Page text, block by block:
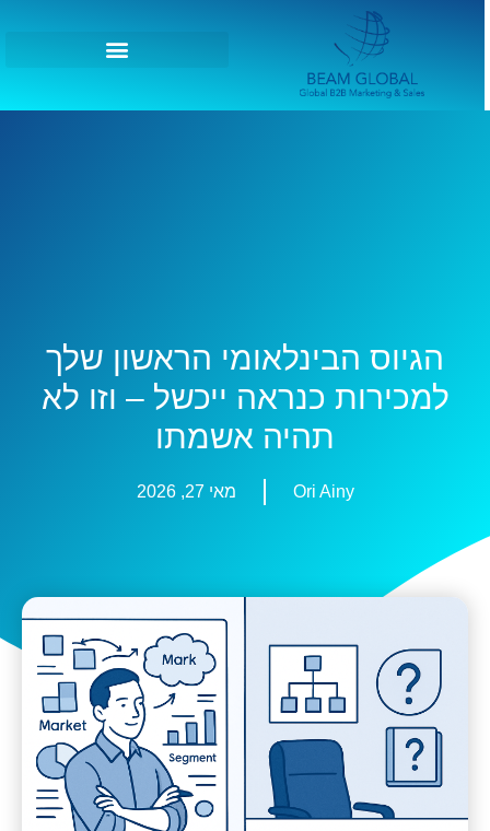
הגיוס הבינלאומי הראשון שלך
למכירות כנראה ייכשל – וזו לא
תהיה אשמתו
Ori Ainy מאי 27, 2026